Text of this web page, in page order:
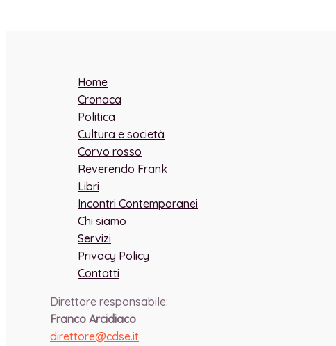
Home
Cronaca
Politica
Cultura e società
Corvo rosso
Reverendo Frank
Libri
Incontri Contemporanei
Chi siamo
Servizi
Privacy Policy
Contatti
Direttore responsabile:
Franco Arcidiaco
direttore@cdse.it